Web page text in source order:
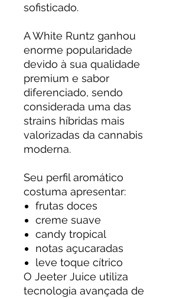
sofisticado.
A White Runtz ganhou
enorme popularidade
devido à sua qualidade
premium e sabor
diferenciado, sendo
considerada uma das
strains híbridas mais
valorizadas da cannabis
moderna.
Seu perfil aromático
costuma apresentar:
frutas doces
creme suave
candy tropical
notas açucaradas
leve toque cítrico
O Jeeter Juice utiliza
tecnologia avançada de